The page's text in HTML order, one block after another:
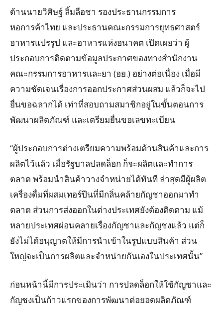
ด้านนายวิศิษฐ์ ลิ้มลือชา รองประธานกรรมการ
หอการค้าไทย และประธานคณะกรรมการยุทธศาสตร์
อาหารแปรรูป และอาหารแห่งอนาคต เปิดเผยว่า ผู้
ประกอบการติดตามข้อมูลประกาศของทางสำนักงาน
คณะกรรมการอาหารและยา (อย.) อย่างต่อเนื่อง เมื่อมี
ความชัดเจนเรื่องการออกประกาศส่วนผสม แล้วก็จะไป
ยื่นขอฉลากได้ เท่าที่สอบถามสมาชิกอยู่ในขั้นตอนการ
พัฒนาผลิตภัณฑ์ และเตรียมยื่นขอเลขทะเบียน
“ผู้ประกอบการต่างเตรียมความพร้อมด้านสินค้าและการ
ผลิตไว้แล้ว เมื่อรัฐบาลปลดล็อก ก็จะผลิตและทำการ
ตลาด พร้อมนำสินค้าวางจำหน่ายได้ทันที ล่าสุดมีผู้ผลิต
เครื่องดื่มที่ผสมเทอร์ปีนที่มีกลิ่นคล้ายกัญชาออกมาทำ
ตลาด ส่วนการส่งออกในต่างประเทศยังต้องติดตาม แม้
หลายประเทศผ่อนคลายเรื่องกัญชาและกัญชงแล้ว แต่ก็
ยังไม่ได้อนุญาตให้มีการนำเข้าในรูปแบบสินค้า ส่วน
ใหญ่จะเป็นการผลิตและจำหน่ายกันเองในประเทศนั้น”
ก่อนหน้านี้มีการประเมินว่า การปลดล็อกให้ใช้กัญชาและ
กัญชงเป็นก้าวแรกของการพัฒนาต่อยอดผลิตภัณฑ์